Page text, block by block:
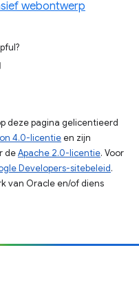
webontwerp
deze pagina gelicentieerd
4.0-licentieen zijn
deApache 2.0-licentie. Voor
Developers-sitebeleid.
van Oracle en/of diens